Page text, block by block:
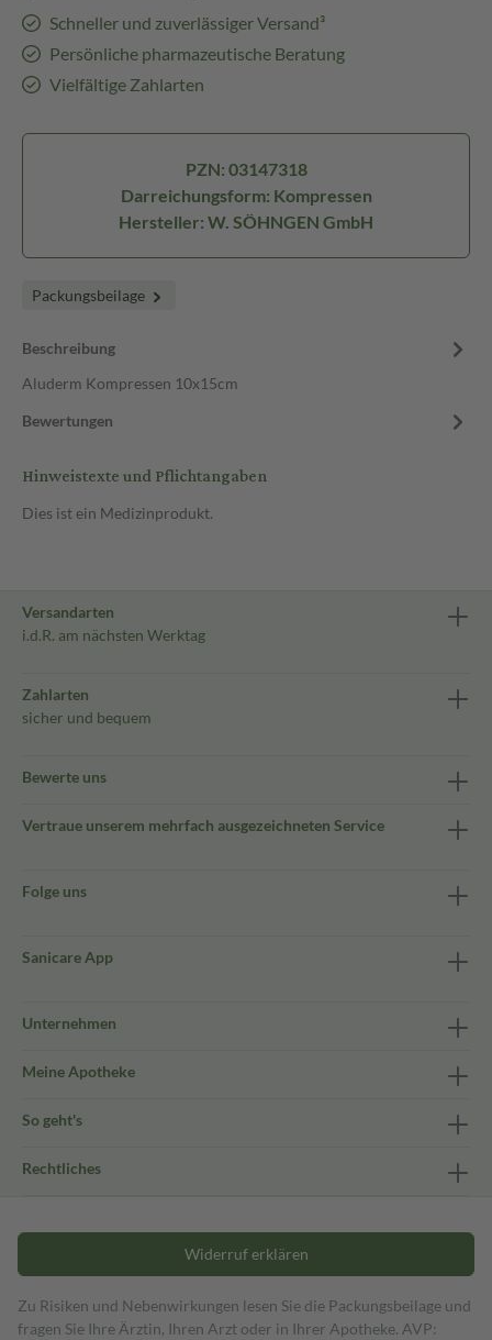
Schneller und zuverlässiger Versand³
Persönliche pharmazeutische Beratung
Vielfältige Zahlarten
PZN: 03147318
Darreichungsform: Kompressen
Hersteller: W. SÖHNGEN GmbH
Packungsbeilage
Beschreibung
Aluderm Kompressen 10x15cm
Bewertungen
Hinweistexte und Pflichtangaben
Dies ist ein Medizinprodukt.
Versandarten
i.d.R. am nächsten Werktag
Zahlarten
sicher und bequem
Bewerte uns
Vertraue unserem mehrfach ausgezeichneten Service
Folge uns
Sanicare App
Unternehmen
Meine Apotheke
So geht's
Rechtliches
Widerruf erklären
Zu Risiken und Nebenwirkungen lesen Sie die Packungsbeilage und
fragen Sie Ihre Ärztin, Ihren Arzt oder in Ihrer Apotheke. AVP: